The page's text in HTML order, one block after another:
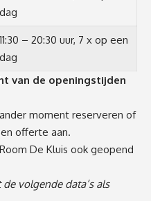
dag
11:30 – 20:30 uur, 7 x op een
dag
van de openingstijden
moment reserveren of
offerte aan.
De Kluis ook geopend
volgende data’s als